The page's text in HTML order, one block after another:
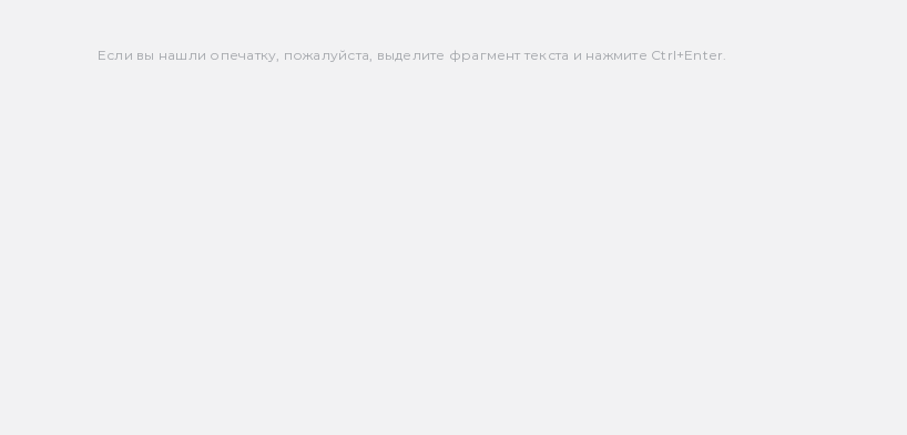
Если вы нашли опечатку, пожалуйста, выделите фрагмент текста и нажмите Ctrl+Enter.